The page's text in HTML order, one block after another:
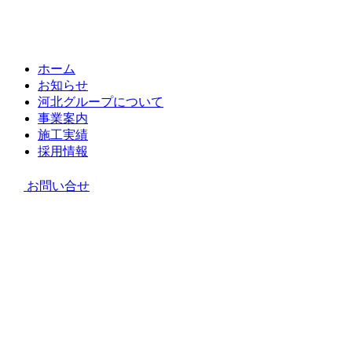
ホーム
お知らせ
河北グループについて
事業案内
施工実績
採用情報
お問い合せ